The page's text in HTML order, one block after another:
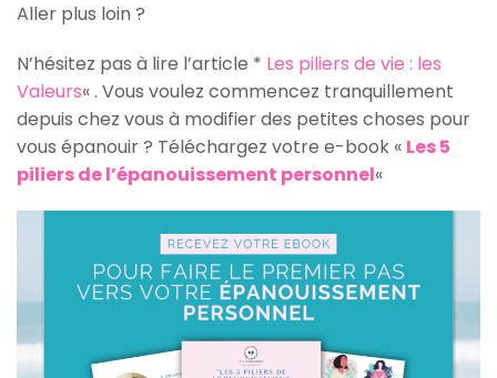
Aller plus loin ?
N’hésitez pas à lire l’article * Les piliers de vie : les
Valeurs« . Vous voulez commencez tranquillement
depuis chez vous à modifier des petites choses pour
vous épanouir ? Téléchargez votre e-book « Les 5
piliers de l’épanouissement personnel«